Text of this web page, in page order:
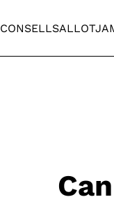
CONSELLS